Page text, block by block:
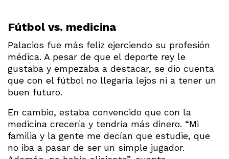
Fútbol vs. medicina
Palacios fue más feliz ejerciendo su profesión
médica. A pesar de que el deporte rey le
gustaba y empezaba a destacar, se dio cuenta
que con el fútbol no llegaría lejos ni a tener un
buen futuro.
En cambio, estaba convencido que con la
medicina crecería y tendría más dinero. “Mi
familia y la gente me decían que estudie, que
no iba a pasar de ser un simple jugador.